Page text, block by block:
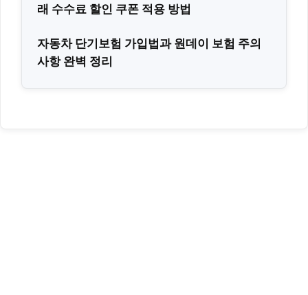
래 수수료 할인 쿠폰 적용 방법
자동차 단기보험 가입법과 원데이 보험 주의
사항 완벽 정리